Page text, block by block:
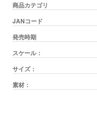
商品カテゴリ
JANコード
発売時期
スケール：
サイズ：
素材：